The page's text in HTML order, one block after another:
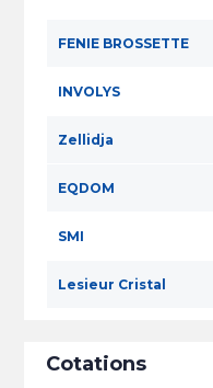
FENIE BROSSETTE
INVOLYS
Zellidja
EQDOM
SMI
Lesieur Cristal
Cotations